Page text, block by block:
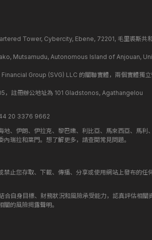
Tower, Cybercity, Ebene, 72201, 毛里裘斯共和
Mutsamudu, Autonomous Island of Anjouan,
Group (SVG) LLC 的關聯實體，兩個實體獨
，註冊辦公地址為 101 Gladstonos, Agathangelou
20 3376 9662
、伊朗、伊拉克、黎巴嫩、利比亞、馬來西亞、馬利
瑞拉和葉門。想了解更多，請查閱常見問題。
止您存取、下載、傳播、分享或使用網站上發布的任
自身目標、財務狀況和風險承受能力，認真評估相關
的風險揭露聲明。